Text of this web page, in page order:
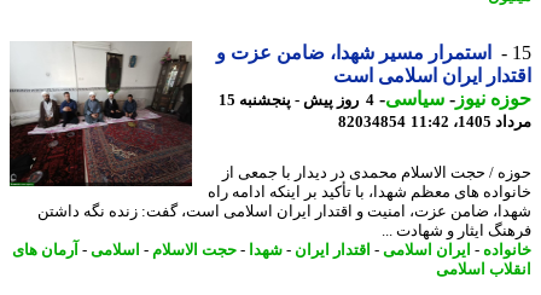
استمرار مسیر شهدا، ضامن عزت و
ایران اسلامی است
نیوز-سیاسی-
4 روز پیش - پنجشنبه 15
11:42
82034854
/ حجت الاسلام محمدی در دیدار با جمعی از
های معظم شهدا، با تأکید بر اینکه ادامه راه
ضامن عزت، امنیت و اقتدار ایران اسلامی است، گفت: زنده نگه داشتن
ایثار و شهادت ...
- ایران اسلامی-اقتدار ایران - شهدا-حجت الاسلام-اسلامی-آرمان های
اسلامی